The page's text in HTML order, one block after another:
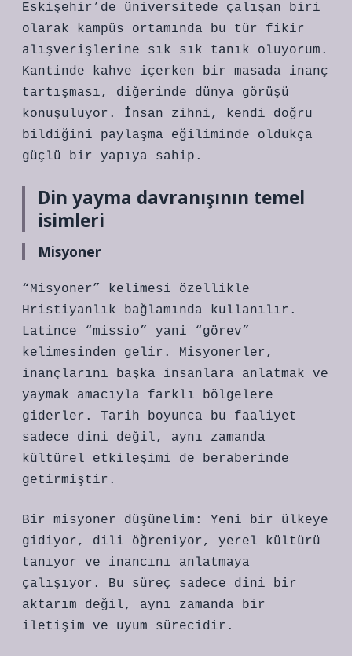
Eskişehir’de üniversitede çalışan biri
olarak kampüs ortamında bu tür fikir
alışverişlerine sık sık tanık oluyorum.
Kantinde kahve içerken bir masada inanç
tartışması, diğerinde dünya görüşü
konuşuluyor. İnsan zihni, kendi doğru
bildiğini paylaşma eğiliminde oldukça
güçlü bir yapıya sahip.
Din yayma davranışının temel
isimleri
Misyoner
“Misyoner” kelimesi özellikle
Hristiyanlık bağlamında kullanılır.
Latince “missio” yani “görev”
kelimesinden gelir. Misyonerler,
inançlarını başka insanlara anlatmak ve
yaymak amacıyla farklı bölgelere
giderler. Tarih boyunca bu faaliyet
sadece dini değil, aynı zamanda
kültürel etkileşimi de beraberinde
getirmiştir.
Bir misyoner düşünelim: Yeni bir ülkeye
gidiyor, dili öğreniyor, yerel kültürü
tanıyor ve inancını anlatmaya
çalışıyor. Bu süreç sadece dini bir
aktarım değil, aynı zamanda bir
iletişim ve uyum sürecidir.